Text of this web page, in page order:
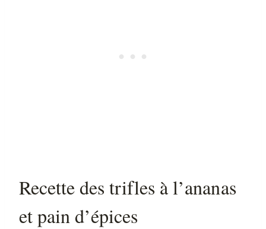
Recette des trifles à l’ananas
et pain d’épices